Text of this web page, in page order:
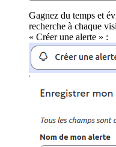
Gagnez du temps et
recherche à chaque
« Créer une alerte » :